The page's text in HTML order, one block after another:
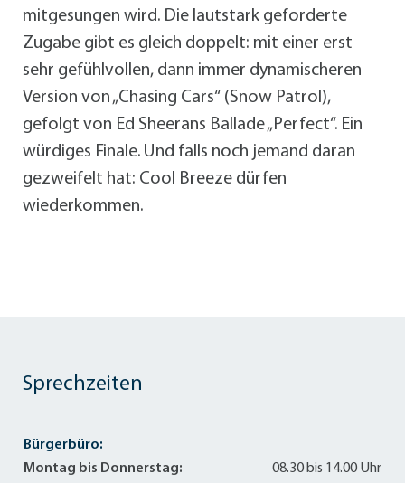
mitgesungen wird. Die lautstark geforderte
Zugabe gibt es gleich doppelt: mit einer erst
sehr gefühlvollen, dann immer dynamischeren
Version von „Chasing Cars“ (Snow Patrol),
gefolgt von Ed Sheerans Ballade „Perfect“. Ein
würdiges Finale. Und falls noch jemand daran
gezweifelt hat: Cool Breeze dürfen
wiederkommen.
Sprechzeiten
Bürgerbüro:
Montag bis Donnerstag:
08.30 bis 14.00 Uhr